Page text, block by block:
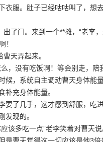
衣服。肚子已经咕咕叫了，想
了门。来到一个**摊，“老李
！
天弄起来。
，没有吃饭啊！等会别走，陪
，系统自主调动曹天身体能
补充身体能量。
要了几手，这才感到舒服，吃
发现的。
该多吃一点”老李笑着对曹天说